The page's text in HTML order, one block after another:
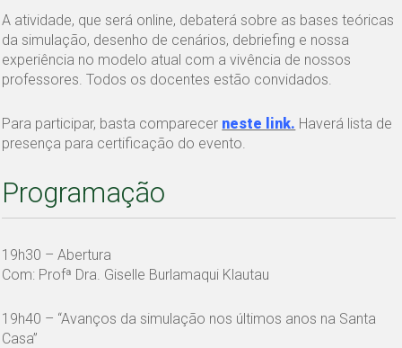
A atividade, que será online, debaterá sobre as bases teóricas
da simulação, desenho de cenários, debriefing e nossa
experiência no modelo atual com a vivência de nossos
professores. Todos os docentes estão convidados.
Para participar, basta comparecer neste link. Haverá lista de
presença para certificação do evento.
Programação
19h30 – Abertura
Com: Profª Dra. Giselle Burlamaqui Klautau
19h40 – “Avanços da simulação nos últimos anos na Santa
Casa”